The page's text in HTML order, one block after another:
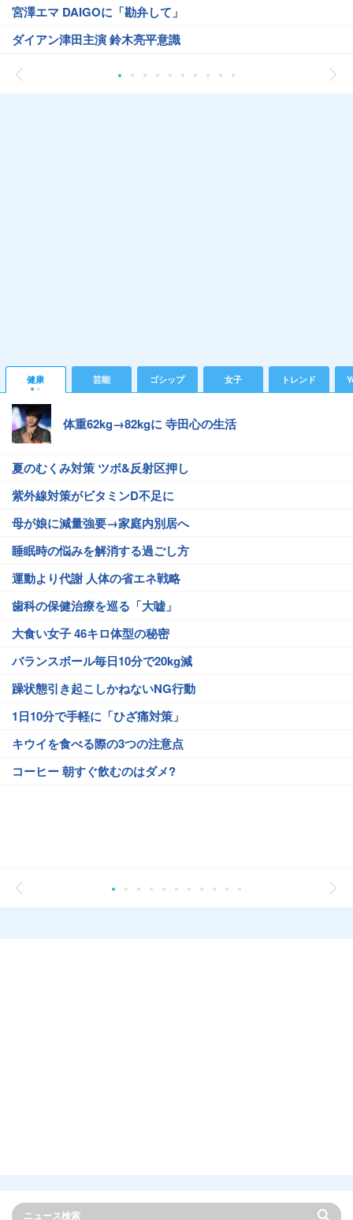
宮澤エマ DAIGOに「勘弁して」
ダイアン津田主演 鈴木亮平意識
健康 芸能 ゴシップ 女子 トレンド
体重62kg→82kgに 寺田心の生活
夏のむくみ対策 ツボ&反射区押し
紫外線対策がビタミンD不足に
母が娘に減量強要→家庭内別居へ
睡眠時の悩みを解消する過ごし方
運動より代謝 人体の省エネ戦略
歯科の保健治療を巡る「大嘘」
大食い女子 46キロ体型の秘密
バランスボール毎日10分で20kg減
躁状態引き起こしかねないNG行動
1日10分で手軽に「ひざ痛対策」
キウイを食べる際の3つの注意点
コーヒー 朝すぐ飲むのはダメ?